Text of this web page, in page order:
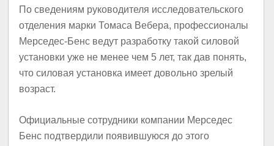
По сведениям руководителя исследовательского
отделения марки Томаса Вебера, профессионалы
Мерседес-Бенс ведут разработку такой силовой
установки уже не менее чем 5 лет, так дав понять,
что силовая установка имеет довольно зрелый
возраст.
Официальные сотрудники компании Мерседес
Бенс подтвердили появившуюся до этого